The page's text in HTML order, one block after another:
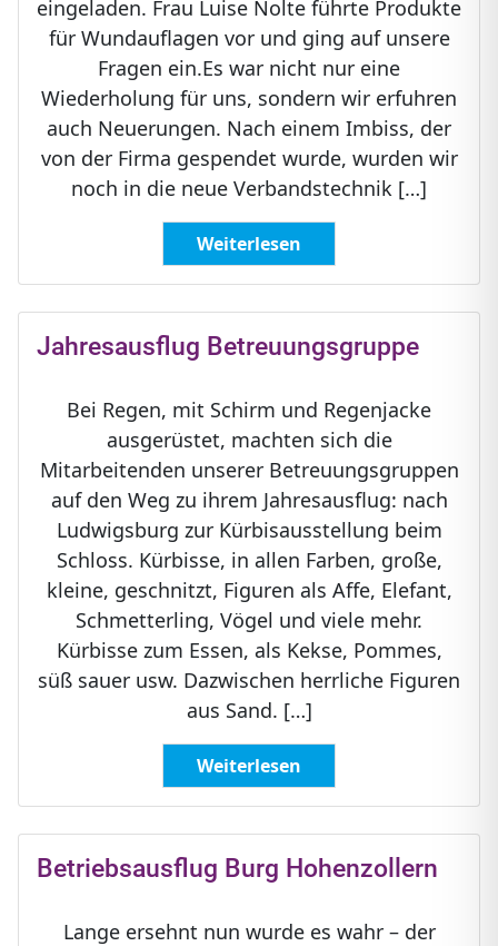
eingeladen. Frau Luise Nolte führte Produkte
für Wundauflagen vor und ging auf unsere
Fragen ein.Es war nicht nur eine
Wiederholung für uns, sondern wir erfuhren
auch Neuerungen. Nach einem Imbiss, der
von der Firma gespendet wurde, wurden wir
noch in die neue Verbandstechnik […]
Weiterlesen
Jahresausflug Betreuungsgruppe
Bei Regen, mit Schirm und Regenjacke
ausgerüstet, machten sich die
Mitarbeitenden unserer Betreuungsgruppen
auf den Weg zu ihrem Jahresausflug: nach
Ludwigsburg zur Kürbisausstellung beim
Schloss. Kürbisse, in allen Farben, große,
kleine, geschnitzt, Figuren als Affe, Elefant,
Schmetterling, Vögel und viele mehr.
Kürbisse zum Essen, als Kekse, Pommes,
süß sauer usw. Dazwischen herrliche Figuren
aus Sand. […]
Weiterlesen
Betriebsausflug Burg Hohenzollern
Lange ersehnt nun wurde es wahr – der